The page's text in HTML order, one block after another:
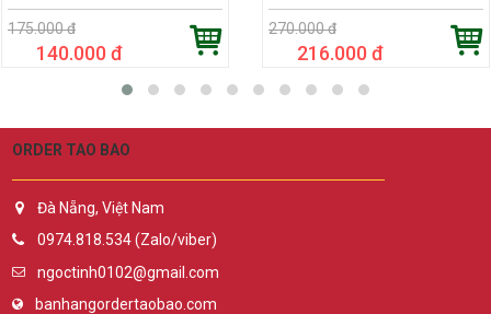
175.000 đ
140.000 đ
270.000 đ
216.000 đ
ORDER TAO BAO
Đà Nẵng, Việt Nam
0974.818.534 (Zalo/viber)
ngoctinh0102@gmail.com
banhangordertaobao.com